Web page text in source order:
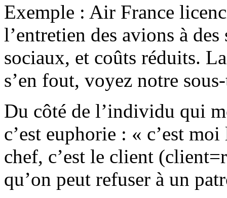
Exemple : Air France
l’entretien des avions à
sociaux, et coûts réduits.
s’en fout, voyez notre
Du côté de l’individu qui
c’est euphorie : « c’est
chef, c’est le client
qu’on peut refuser à un